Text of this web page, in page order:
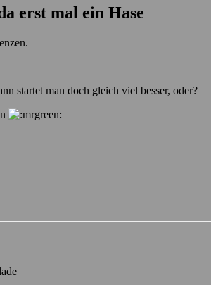
erst mal ein Hase
startet man doch gleich viel besser, oder?